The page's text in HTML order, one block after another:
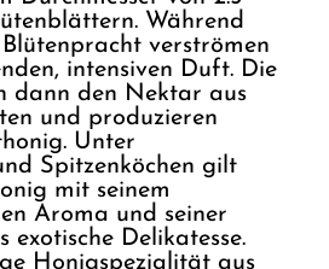
Während
verströmen
intensiven Duft. Die
dann den Nektar aus
und produzieren
Unter
Spitzenköchen gilt
mit seinem
Aroma und seiner
exotische Delikatesse.
Honigspezialität aus